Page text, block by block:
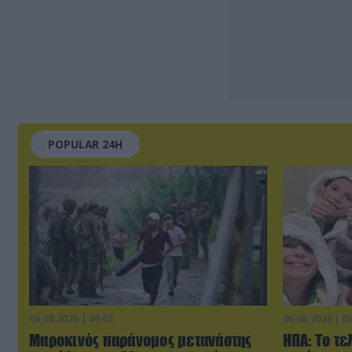
POPULAR 24H
06.08.2026 | 09:03
Μαροκινός παράνομος μετανάστης
06.08.2026 |
ΗΠΑ: Το